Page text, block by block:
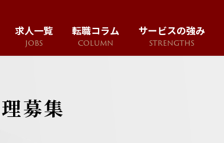
求人一覧
JOBS
転職コラム
COLUMN
サービスの強み
STRENGTHS
募集